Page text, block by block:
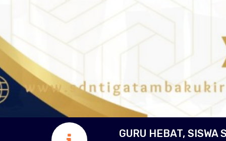
GURU HEBAT,